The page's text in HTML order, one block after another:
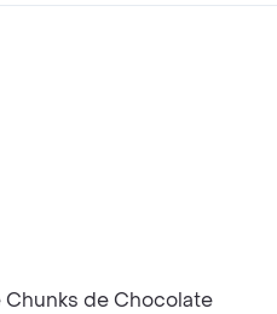
Chunks de Chocolate